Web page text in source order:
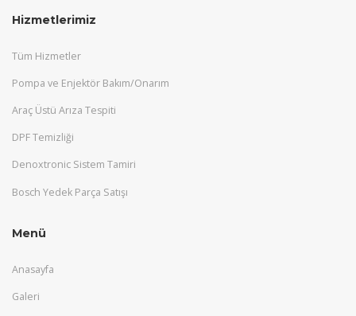
Hizmetlerimiz
Tüm Hizmetler
Pompa ve Enjektör Bakım/Onarım
Araç Üstü Arıza Tespiti
DPF Temizliği
Denoxtronic Sistem Tamiri
Bosch Yedek Parça Satışı
Menü
Anasayfa
Galeri